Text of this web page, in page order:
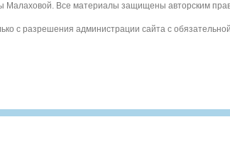
Малаховой. Все материалы защищены авторским
с разрешения администрации сайта с